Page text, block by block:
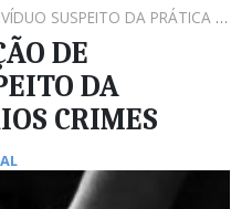
DA PRÁTICA DE VÁRIOS CRIMES
DE
DA
CRIMES